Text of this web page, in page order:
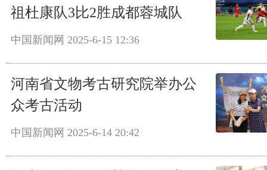
祖杜康队3比2胜成都蓉城队
中国新闻网 2025-6-15 12:36
河南省文物考古研究院举办公
众考古活动
中国新闻网 2025-6-14 20:42